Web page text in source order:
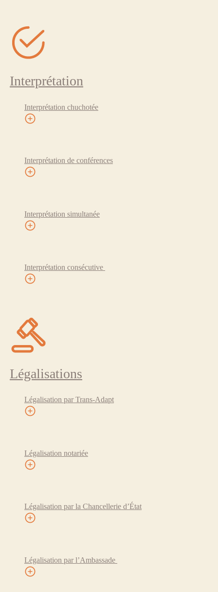
Interprétation
Interprétation chuchotée
Interprétation de conférences
Interprétation simultanée
Interprétation consécutive
Légalisations
Légalisation par Trans-Adapt
Légalisation notariée
Légalisation par la Chancellerie d’État
Légalisation par l’Ambassade